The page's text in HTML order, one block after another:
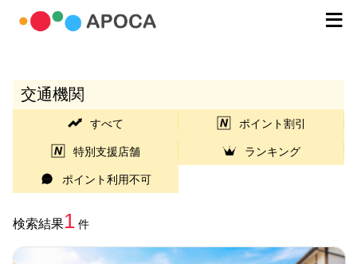
交通機関
すべて ポイント割引
特別支援店舗 ランキング
ポイント利用不可
検索結果1 件